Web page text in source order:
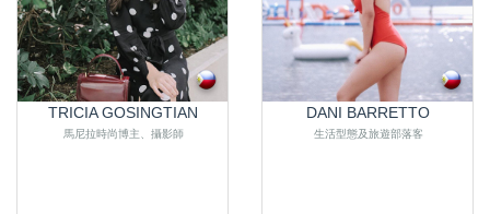
TRICIA GOSINGTIAN
馬尼拉時尚博主、攝影師
DANI BARRETTO
生活型態及旅遊部落客